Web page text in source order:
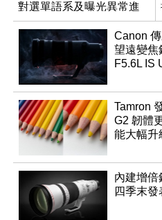
對選單語系及曝光異常進
行修復
Canon
望遠變焦
F5.6L IS
Tamron
G2 韌體
能大幅升
內建增倍
四季末